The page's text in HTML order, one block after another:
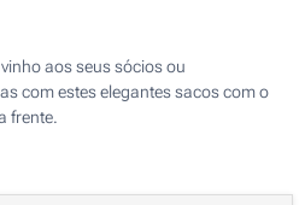
aos seus sócios ou
com estes elegantes sacos com o
frente.